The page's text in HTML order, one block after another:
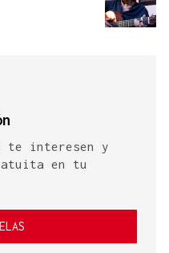
te interesen y
en tu